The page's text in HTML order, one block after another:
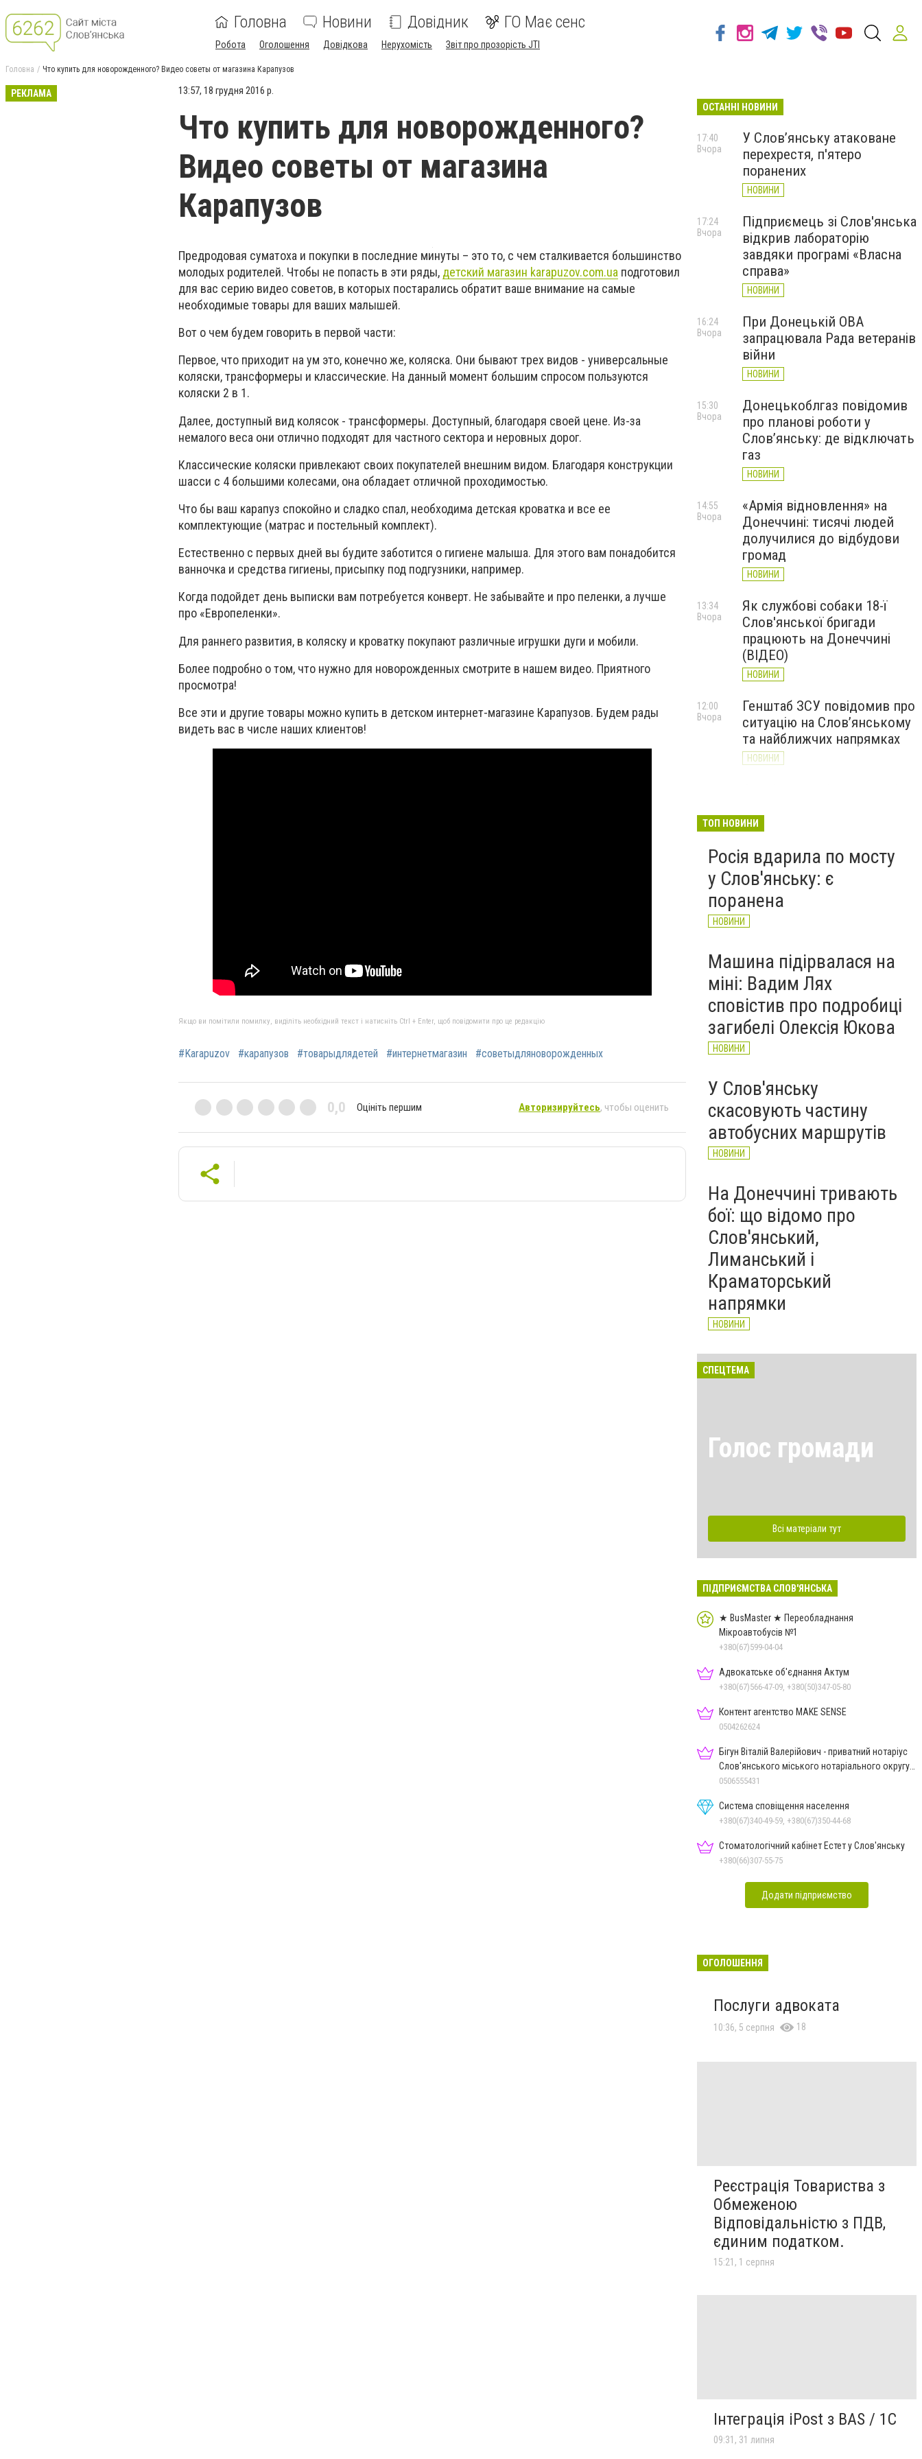
Головна Новини Довідник ГО Має сенс
Робота Оголошення Довідкова Нерухомість Звіт про прозорість JTI
Головна Что купить для новорожденного? Видео советы от магазина Карапузов
РЕКЛАМА 13:57, 18 грудня 2016 р.
Что купить для новорожденного?
Видео советы от магазина
Карапузов
Предродовая суматоха и покупки в последние минуты – это то, с чем сталкивается большинство
молодых родителей. Чтобы не попасть в эти ряды, детский магазин karapuzov.com.ua подготовил
для вас серию видео советов, в которых постарались обратит ваше внимание на самые
необходимые товары для ваших малышей.
Вот о чем будем говорить в первой части:
Первое, что приходит на ум это, конечно же, коляска. Они бывают трех видов - универсальные
коляски, трансформеры и классические. На данный момент большим спросом пользуются
коляски 2 в 1.
Далее, доступный вид колясок - трансформеры. Доступный, благодаря своей цене. Из-за
немалого веса они отлично подходят для частного сектора и неровных дорог.
Классические коляски привлекают своих покупателей внешним видом. Благодаря конструкции
шасси с 4 большими колесами, она обладает отличной проходимостью.
Что бы ваш карапуз спокойно и сладко спал, необходима детская кроватка и все ее
комплектующие (матрас и постельный комплект).
Естественно с первых дней вы будите заботится о гигиене малыша. Для этого вам понадобится
ванночка и средства гигиены, присыпку под подгузники, например.
Когда подойдет день выписки вам потребуется конверт. Не забывайте и про пеленки, а лучше
про «Европеленки».
Для раннего развития, в коляску и кроватку покупают различные игрушки дуги и мобили.
Более подробно о том, что нужно для новорожденных смотрите в нашем видео. Приятного
просмотра!
Все эти и другие товары можно купить в детском интернет-магазине Карапузов. Будем рады
видеть вас в числе наших клиентов!
Якщо ви помітили помилку, виділіть необхідний текст і натисніть Ctrl + Enter, щоб повідомити про це редакцію
#Karapuzov #карапузов #товарыдлядетей #интернетмагазин #советыдляноворожденных
0,0 Оцініть першим Авторизируйтесь, чтобы оценить
ОСТАННІ НОВИНИ
У Слов’янську атаковане
перехрестя, п'ятеро
поранених
НОВИНИ
17:40
Вчора
Підприємець зі Слов'янська
відкрив лабораторію
завдяки програмі «Власна
справа»
НОВИНИ
17:24
Вчора
При Донецькій ОВА
запрацювала Рада ветеранів
війни
НОВИНИ
16:24
Вчора
Донецькоблгаз повідомив
про планові роботи у
Слов’янську: де відключать
газ
НОВИНИ
15:30
Вчора
«Армія відновлення» на
Донеччині: тисячі людей
долучилися до відбудови
громад
НОВИНИ
14:55
Вчора
Як службові собаки 18-ї
Слов'янської бригади
працюють на Донеччині
(ВІДЕО)
НОВИНИ
13:34
Вчора
Генштаб ЗСУ повідомив про
ситуацію на Слов’янському
та найближчих напрямках
НОВИНИ
12:00
Вчора
великої війни: 7 серпня
ТОП НОВИНИ
Росія вдарила по мосту
у Слов'янську: є
поранена
НОВИНИ
Машина підірвалася на
міні: Вадим Лях
сповістив про подробиці
загибелі Олексія Юкова
НОВИНИ
У Слов'янську
скасовують частину
автобусних маршрутів
НОВИНИ
На Донеччині тривають
бої: що відомо про
Слов'янський,
Лиманський і
Краматорський
напрямки
НОВИНИ
СПЕЦТЕМА
Голос громади
Всі матеріали тут
ПІДПРИЄМСТВА СЛОВ'ЯНСЬКА
★ BusMaster ★ Переобладнання
Мікроавтобусів №1
+380(67)599-04-04
Адвокатське об'єднання Актум
+380(67)566-47-09, +380(50)347-05-80
Контент агентство MAKE SENSE
0504262624
Бігун Віталій Валерійович - приватний нотаріус
Слов'янського міського нотаріального округу
Дон.обл.
0506555431
Система сповіщення населення
+380(67)340-49-59, +380(67)350-44-68
Стоматологічний кабінет Естет у Слов'янську
+380(66)307-55-75
Додати підприємство
ОГОЛОШЕННЯ
Послуги адвоката
10:36, 5 серпня 18
Реєстрація Товариства з
Обмеженою
Відповідальністю з ПДВ,
єдиним податком.
15:21, 1 серпня
Інтеграція iPost з BAS / 1С
09:31, 31 липня